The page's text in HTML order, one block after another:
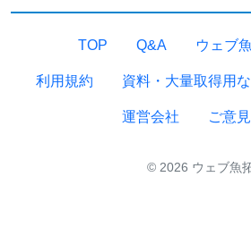
TOP Q&A ウェブ
利用規約 資料・大量取得用
運営会社 ご意
© 2026 ウェブ魚